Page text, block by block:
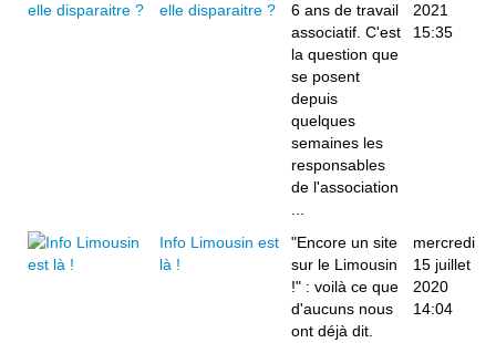
elle disparaitre ?
6 ans de travail
associatif. C'est
la question que
se posent
depuis
quelques
semaines les
responsables
de l'association
2021
15:35
Info Limousin est
là !
"Encore un site
sur le Limousin
!" : voilà ce que
d'aucuns nous
ont déjà dit.
mercredi
15 juillet
2020
14:04